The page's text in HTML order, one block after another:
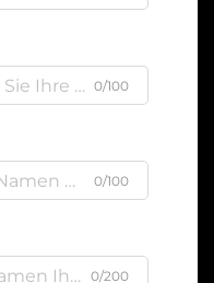
0/100
0/100
0/200